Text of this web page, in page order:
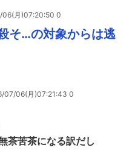
月)07:20:50 0
そ…の対象からは逃
07/06(月)07:21:43 0
茶苦茶になる訳だし